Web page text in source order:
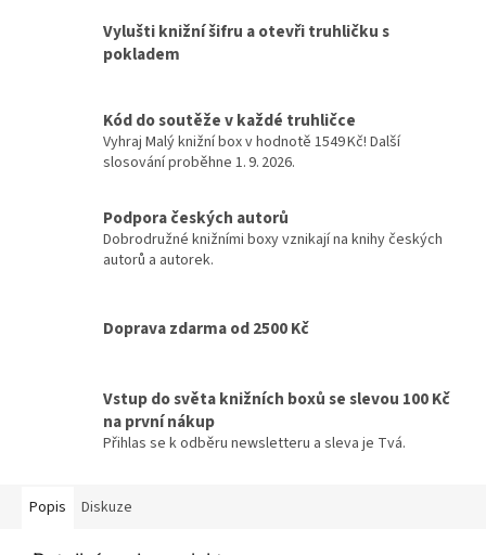
Vylušti knižní šifru a otevři truhličku s
pokladem
Kód do soutěže v každé truhličce
Vyhraj Malý knižní box v hodnotě 1549 Kč! Další
slosování proběhne 1. 9. 2026.
Podpora českých autorů
Dobrodružné knižními boxy vznikají na knihy českých
autorů a autorek.
Doprava zdarma od 2500 Kč
Vstup do světa knižních boxů se slevou 100 Kč
na první nákup
Přihlas se k odběru newsletteru a sleva je Tvá.
Popis Diskuze